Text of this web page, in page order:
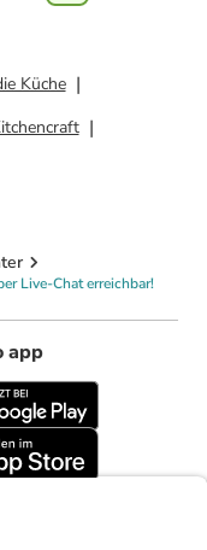
Küche
Live-Chat erreichbar!
app